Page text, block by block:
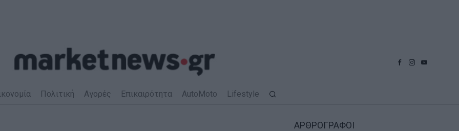
Πολιτική Αγορές Επικαιρότητα AutoMoto Lifestyle
ΑΡΘΡΟΓΡΑΦΟΙ